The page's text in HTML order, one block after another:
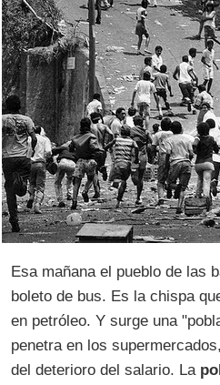
Esa mañana el pueblo de las
boleto de bus. Es la chispa
en petróleo. Y surge una
penetra en los
del deterioro del salario. La